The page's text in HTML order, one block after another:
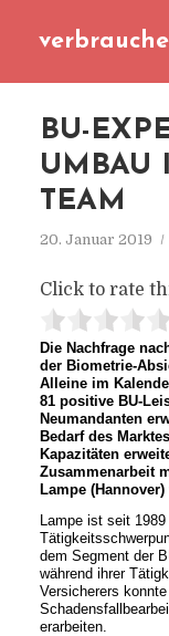
BU-
UMBAU
TEAM
20. Januar 2019
Click to rate
Die Nachfrage
der Biometrie-
Alleine im
81 positive BU-
Neumandanten
Bedarf des
Kapazitäten
Zusammenarbeit
Lampe
Lampe ist seit
dem Segment der
während ihrer
Versicherers
erarbeiten.